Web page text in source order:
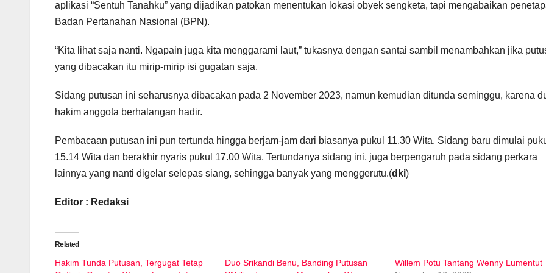
aplikasi “Sentuh Tanahku” yang dijadikan patokan menentukan lokasi obyek sengketa, tapi mengabaikan
Badan Pertanahan Nasional (BPN).
“Kita lihat saja nanti. Ngapain juga kita menggarami laut,” tukasnya dengan santai sambil menambahkan jika
yang dibacakan itu mirip-mirip isi gugatan saja.
Sidang putusan ini seharusnya dibacakan pada 2 November 2023, namun kemudian ditunda seminggu, karena
hakim anggota berhalangan hadir.
Pembacaan putusan ini pun tertunda hingga berjam-jam dari biasanya pukul 11.30 Wita. Sidang baru dimulai
15.14 Wita dan berakhir nyaris pukul 17.00 Wita. Tertundanya sidang ini, juga berpengaruh pada sidang perkara
lainnya yang nanti digelar selepas siang, sehingga banyak yang menggerutu.(dki)
Editor : Redaksi
Related
Hakim Tunda Putusan, Tergugat Tetap
Duo Srikandi Benu, Banding Putusan
Willem Potu Tantang Wenny Lumentut